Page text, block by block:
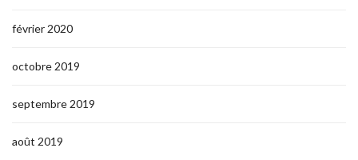
février 2020
octobre 2019
septembre 2019
août 2019